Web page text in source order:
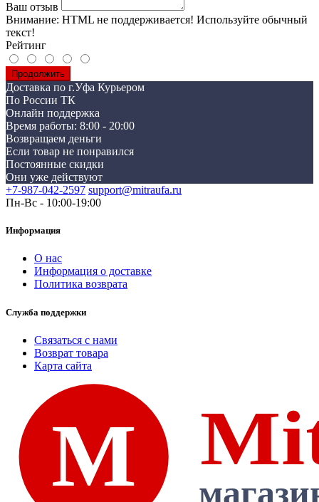
Ваш отзыв
Внимание: HTML не поддерживается! Используйте обычный
текст!
Рейтинг
Продолжить
Доставка по г.Уфа Курьером
По России ТК
Онлайн поддержка
Время работы: 8:00 - 20:00
Возвращаем деньги
Если товар не понравился
Постоянные скидки
Они уже действуют
+7-987-042-2597 support@mitraufa.ru
Пн-Вс - 10:00-19:00
Информация
О нас
Информация о доставке
Политика возврата
Служба поддержки
Связаться с нами
Возврат товара
Карта сайта